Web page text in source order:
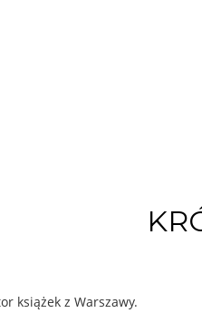
książek z Warszawy.